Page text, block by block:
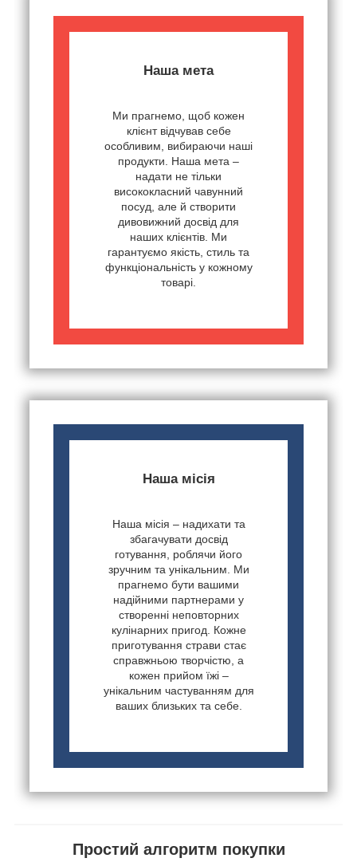
Наша мета
Ми прагнемо, щоб кожен
клієнт відчував себе
особливим, вибираючи наші
продукти. Наша мета –
надати не тільки
висококласний чавунний
посуд, але й створити
дивовижний досвід для
наших клієнтів. Ми
гарантуємо якість, стиль та
функціональність у кожному
товарі.
Наша місія
Наша місія – надихати та
збагачувати досвід
готування, роблячи його
зручним та унікальним. Ми
прагнемо бути вашими
надійними партнерами у
створенні неповторних
кулінарних пригод. Кожне
приготування страви стає
справжньою творчістю, а
кожен прийом їжі –
унікальним частуванням для
ваших близьких та себе.
Простий алгоритм покупки